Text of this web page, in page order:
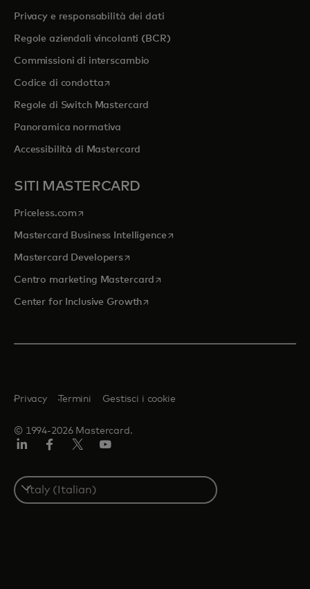
Privacy e responsabilità dei dati
Regole aziendali vincolanti (BCR)
Commissioni di interscambio
Codice di condottasi apre in una nuova scheda
Regole di Switch Mastercard
Panoramica normativa
Accessibilità di Mastercard
SITI MASTERCARD
Priceless.com si apre in una nuova scheda
Mastercard Business Intelligencesi apre in una nuova scheda
Mastercard Developerssi apre in una nuova scheda
Centro marketing Mastercard si apre in una nuova scheda
Center for Inclusive Growthsi apre in una nuova scheda
© 1994-2026 Mastercard.
Privacy Termini Gestisci i cookie
Select
a
country